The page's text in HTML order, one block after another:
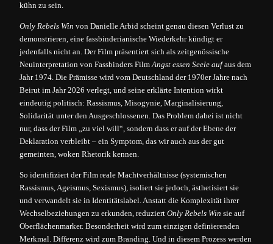
Konferenz 2022
Programm
Gäste 2021
Konferenz
Programm 2020
Gäste
Konferenz 2020
Programm
Gäste 2019
Konferenz
Programm 2018
Konferenz 2018
Konferenz 2017
Konferenz 2016
Only Rebels Win,
aber Fassbinder is
forever lost
kühn zu sein.
Only Rebels Win von Danielle Arbid scheint genau diesen Verlust zu
demonstrieren, eine fassbinderianische Wiederkehr kündigt er
jedenfalls nicht an. Der Film präsentiert sich als zeitgenössische
Neuinterpretation von Fassbinders FilmAngst essen Seele aufaus dem
Jahr 1974. Die Prämisse wird vom Deutschland der 1970er Jahre nach
Beirut im Jahr 2026 verlegt, und seine erklärte Intention wirkt
eindeutig politisch: Rassismus, Misogynie, Marginalisierung,
Solidarität unter den Ausgeschlossenen. Das Problem dabei ist nicht
nur, dass der Film „zu viel will“, sondern dass er auf der Ebene der
Deklaration verbleibt – ein Symptom, das wir auch aus der gut
gemeinten, woken Rhetorik kennen.
So identifiziert der Film reale Machtverhältnisse (systemischen
Rassismus, Ageismus, Sexismus), isoliert sie jedoch, ästhetisiert sie
und verwandelt sie in Identitätslabel. Anstatt die Komplexität ihrer
Wechselbeziehungen zu erkunden, reduziertOnly Rebels Win sie auf
Oberflächenmarker. Besonderheit wird zum einzigen definierenden
Merkmal. Differenz wird zum Branding. Und in diesem Prozess werden